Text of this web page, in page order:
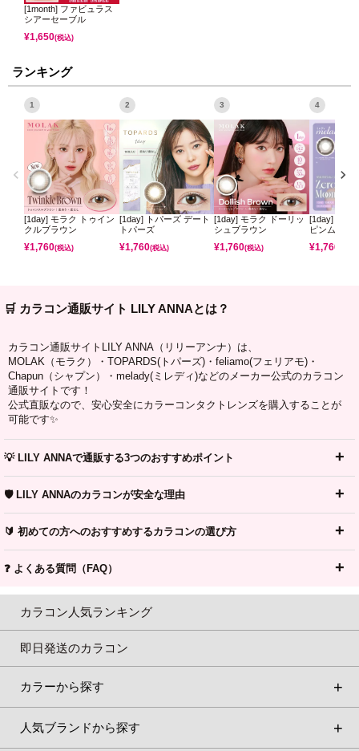
[1month] ファビュラス
シアーセーブル
¥1,650(税込)
ランキング
1
[1day] モラク トゥイン
クルブラウン
¥1,760(税込)
2
[1day] トパーズ デート
トパーズ
¥1,760(税込)
3
[1day] モラク ドーリッ
シュブラウン
¥1,760(税込)
4
[1day] ミレ
ピンムーン
¥1,760
🛒 カラコン通販サイト LILY ANNAとは？
カラコン通販サイトLILY ANNA（リリーアンナ）は、
MOLAK（モラク）・TOPARDS(トパーズ)・feliamo(フェリアモ)・
Chapun（シャプン）・melady(ミレディ)などのメーカー公式のカラコン
通販サイトです！
公式直販なので、安心安全にカラーコンタクトレンズを購入することが
可能です✨
💡 LILY ANNAで通販する3つのおすすめポイント
🛡️ LILY ANNAのカラコンが安全な理由
🔰 初めての方へのおすすめするカラコンの選び方
❓ よくある質問（FAQ）
カラコン人気ランキング
即日発送のカラコン
カラーから探す
人気ブランドから探す